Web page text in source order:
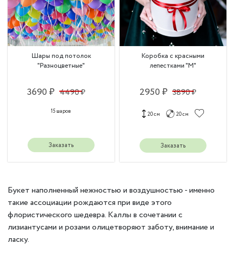
Шары под потолок
"Разноцветные"
3690 ₽ 4490 ₽
15 шаров
Заказать
Коробка с красными
лепестками "М"
2950 ₽ 3890 ₽
20 см 20 см
Заказать
Букет наполненный нежностью и воздушностью - именно
такие ассоциации рождаются при виде этого
флористического шедевра. Каллы в сочетании с
лизиантусами и розами олицетворяют заботу, внимание и
ласку.